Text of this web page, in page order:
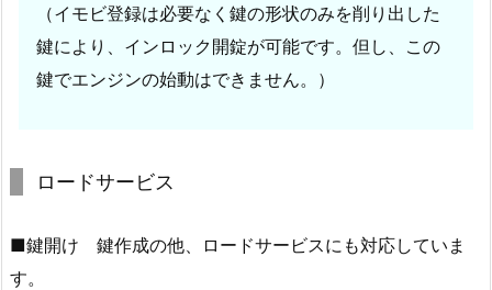
（イモビ登録は必要なく鍵の形状のみを削り出した
鍵により、インロック開錠が可能です。但し、この
鍵でエンジンの始動はできません。）
ロードサービス
■鍵開け 鍵作成の他、ロードサービスにも対応していま
す。